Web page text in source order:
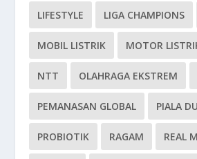
LIFESTYLE LIGA CHAMPIONS
MOBIL LISTRIK MOTOR
NTT OLAHRAGA EKSTREM
PEMANASAN GLOBAL PIALA
PROBIOTIK RAGAM REAL